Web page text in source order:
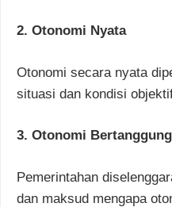
2. Otonomi Nyata
Otonomi secara nyata
situasi dan kondisi
3. Otonomi
Pemerintahan
dan maksud mengapa